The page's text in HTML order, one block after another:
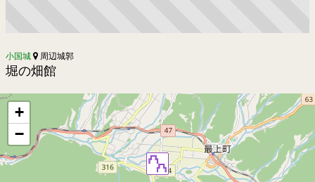
小国城 周辺城郭
堀の畑館
+
−